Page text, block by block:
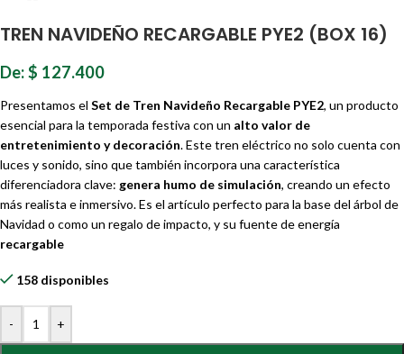
TREN NAVIDEÑO RECARGABLE PYE2 (BOX 16)
De:$ 127.400
Presentamos el Set de Tren Navideño Recargable PYE2, un producto
esencial para la temporada festiva con un alto valor de
entretenimiento y decoración. Este tren eléctrico no solo cuenta con
luces y sonido, sino que también incorpora una característica
diferenciadora clave: genera humo de simulación, creando un efecto
más realista e inmersivo. Es el artículo perfecto para la base del árbol de
Navidad o como un regalo de impacto, y su fuente de energía
recargable
158 disponibles
- +